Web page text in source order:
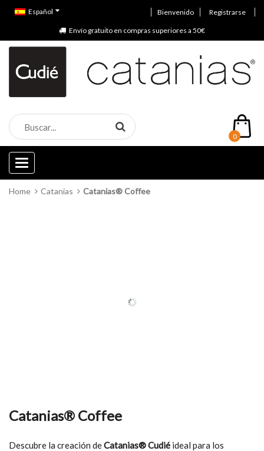
Bienvenido Registrarse
Español
Envío gratuito en compras superiores a 50€
0
Categories
Home Catanias Catanias® Coffee
Catanias® Coffee
Descubre la creación deCatanias® Cudié ideal para los